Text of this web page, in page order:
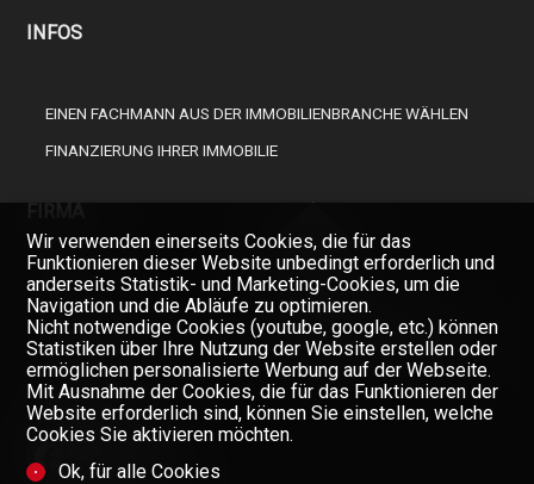
INFOS
EINEN FACHMANN AUS DER IMMOBILIENBRANCHE WÄHLEN
FINANZIERUNG IHRER IMMOBILIE
TEAM
ÜBER UNS
GAZETTE
KONTAKT
Verpassen Sie keine Objekte,
melden Sie sich kostenlos an.
Newsletter
Wir verwenden einerseits Cookies, die für das
Funktionieren dieser Website unbedingt erforderlich und
anderseits Statistik- und Marketing-Cookies, um die
Navigation und die Abläufe zu optimieren.
Nicht notwendige Cookies (youtube, google, etc.) können
Statistiken über Ihre Nutzung der Website erstellen oder
ermöglichen personalisierte Werbung auf der Webseite.
Mit Ausnahme der Cookies, die für das Funktionieren der
Website erforderlich sind, können Sie einstellen, welche
Cookies Sie aktivieren möchten.
Ok, für alle Cookies